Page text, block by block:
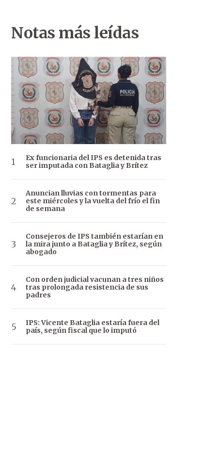
Notas más leídas
Ex funcionaria del IPS es detenida tras
ser imputada con Bataglia y Brítez
Anuncian lluvias con tormentas para
este miércoles y la vuelta del frío el fin
de semana
Consejeros de IPS también estarían en
la mira junto a Bataglia y Brítez, según
abogado
Con orden judicial vacunan a tres niños
tras prolongada resistencia de sus
padres
IPS: Vicente Bataglia estaría fuera del
país, según fiscal que lo imputó